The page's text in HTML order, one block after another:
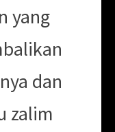
yang
dan
zalim